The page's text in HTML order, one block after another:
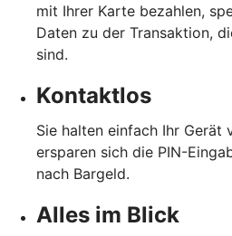
mit Ihrer Karte bezahlen,
Daten zu der Transaktion,
sind.
Kontaktlos
Sie halten einfach Ihr Gerät
ersparen sich die PIN-
nach Bargeld.
Alles im Blick